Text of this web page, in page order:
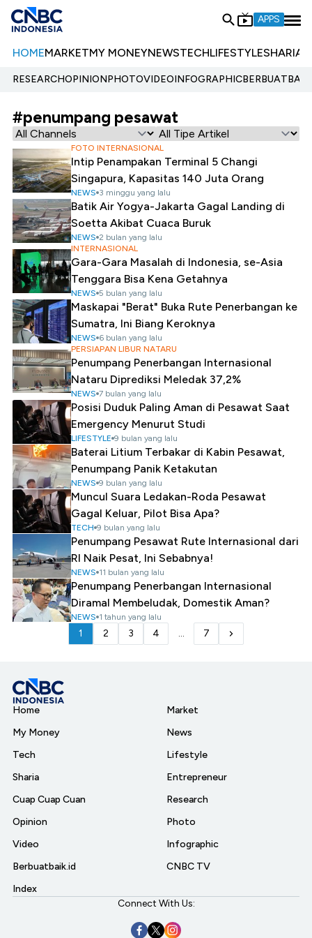
APPS
HOMEMARKETMY MONEYNEWSTECHLIFESTYLESHARIA
RESEARCHOPINIONPHOTOVIDEOINFOGRAPHIC
#penumpang pesawat
FOTO INTERNASIONAL
Intip Penampakan Terminal 5 Changi
Singapura, Kapasitas 140 Juta Orang
NEWS 3 minggu yang lalu
Batik Air Yogya-Jakarta Gagal Landing di
Soetta Akibat Cuaca Buruk
NEWS 2 bulan yang lalu
INTERNASIONAL
Gara-Gara Masalah di Indonesia, se-Asia
Tenggara Bisa Kena Getahnya
NEWS 5 bulan yang lalu
Maskapai "Berat" Buka Rute Penerbangan ke
Sumatra, Ini Biang Keroknya
NEWS 6 bulan yang lalu
PERSIAPAN LIBUR NATARU
Penumpang Penerbangan Internasional
Nataru Diprediksi Meledak 37,2%
NEWS 7 bulan yang lalu
Posisi Duduk Paling Aman di Pesawat Saat
Emergency Menurut Studi
LIFESTYLE 9 bulan yang lalu
Baterai Litium Terbakar di Kabin Pesawat,
Penumpang Panik Ketakutan
NEWS 9 bulan yang lalu
Muncul Suara Ledakan-Roda Pesawat
Gagal Keluar, Pilot Bisa Apa?
TECH 9 bulan yang lalu
Penumpang Pesawat Rute Internasional dari
RI Naik Pesat, Ini Sebabnya!
NEWS 11 bulan yang lalu
Penumpang Penerbangan Internasional
Diramal Membeludak, Domestik Aman?
NEWS 1 tahun yang lalu
1 2 3 4 ... 7
Home
My Money
Tech
Sharia
Cuap Cuap Cuan
Opinion
Video
Berbuatbaik.id
Index
Market
News
Lifestyle
Entrepreneur
Research
Photo
Infographic
CNBC TV
Connect With Us: